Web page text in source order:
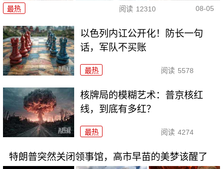
最热 阅读 12310 08-05
以色列内讧公开化！防长一句
话，军队不买账
最热 阅读 5578
核牌局的模糊艺术：普京核红
线，到底有多红？
最热 阅读 4274
特朗普突然关闭领事馆，高市早苗的美梦该醒了